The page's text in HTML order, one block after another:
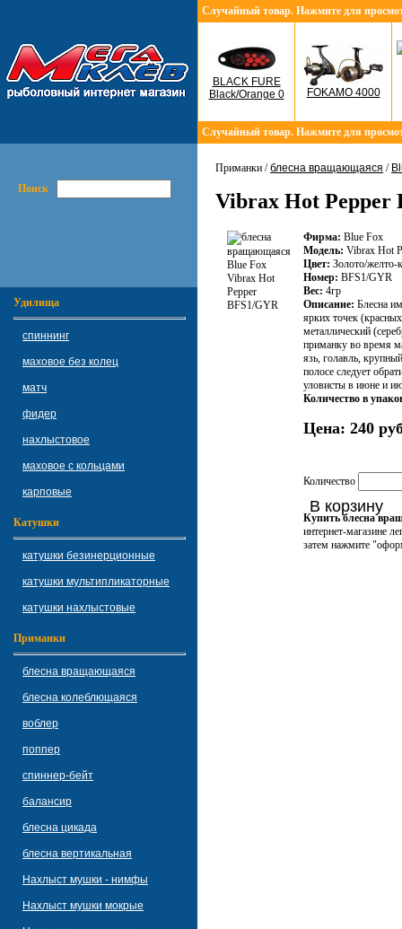
Случайный товар. Нажмите для
BLACK FURE
Black/Orange 0
FOKAMO 4000
Случайный товар. Нажмите для
Поиск
Удилища
спиннинг
маховое без колец
матч
фидер
нахлыстовое
маховое с кольцами
карповые
Катушки
катушки безинерционные
катушки мультипликаторные
катушки нахлыстовые
Приманки
блесна вращающаяся
блесна колеблющаяся
воблер
поппер
спиннер-бейт
балансир
блесна цикада
блесна вертикальная
Нахлыст мушки - нимфы
Нахлыст мушки мокрые
Приманки /блесна вращающаяся /
Vibrax Hot Pepper
Фирма: Blue Fox
Модель: Vibrax Hot
Цвет: Золото/желто-
Номер: BFS1/GYR
Вес: 4гр
Описание: Блесна
ярких точек
металлический
приманку во время
язь, голавль,
полосе следует
уловисты в июне и
Количество в
Цена: 240
Количество
В корзину
Купить блесна
интернет-магазине
затем нажмите